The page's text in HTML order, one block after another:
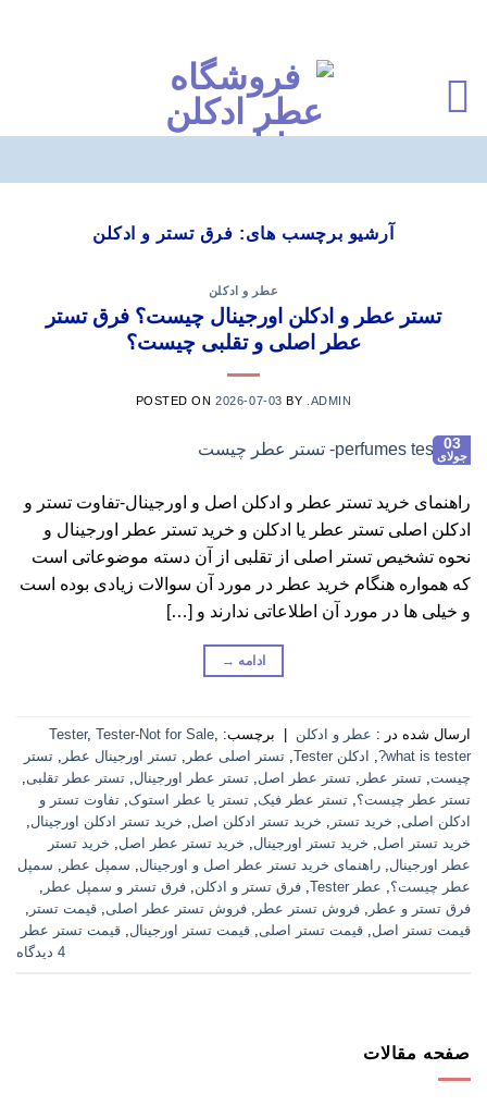
آرشیو برچسب های: فرق تستر و ادکلن
عطر و ادکلن
تستر عطر و ادکلن اورجینال چیست؟ فرق تستر
عطر اصلی و تقلبی چیست؟
POSTED ON2026-07-03 BY .ADMIN
03
جولای
راهنمای خرید تستر عطر و ادکلن اصل و اورجینال-تفاوت تستر و
ادکلن اصلی تستر عطر یا ادکلن و خرید تستر عطر اورجینال و
نحوه تشخیص تستر اصلی از تقلبی از آن دسته موضوعاتی است
که همواره هنگام خرید عطر در مورد آن سوالات زیادی بوده است
و خیلی ها در مورد آن اطلاعاتی ندارند و […]
ادامه →
ارسال شده در : عطر و ادکلن برچسب: Tester, Tester-Not for Sale,
what is tester?
, ادکلن Tester , تستر اصلی عطر , تستر اورجینال عطر , تستر
چیست, تستر عطر , تستر عطر اصل, تستر عطر اورجینال, تستر عطر تقلبی,
تستر عطر چیست؟, تستر عطر فیک, تستر یا عطر استوک, تفاوت تستر و
ادکلن اصلی, خرید تستر , خرید تستر ادکلن اصل, خرید تستر ادکلن اورجینال,
خرید تستر اصل, خرید تستر اورجینال, خرید تستر عطر اصل, خرید تستر
عطر اورجینال, راهنمای خرید تستر عطر اصل و اورجینال, سمپل عطر , سمپل
عطر چیست؟, عطر Tester , فرق تستر و ادکلن, فرق تستر و سمپل عطر ,
فرق تستر و عطر , فروش تستر عطر , فروش تستر عطر اصلی, قیمت تستر ,
قیمت تستر اصل, قیمت تستر اصلی, قیمت تستر اورجینال, قیمت تستر عطر
4 دیدگاه
صفحه مقالات